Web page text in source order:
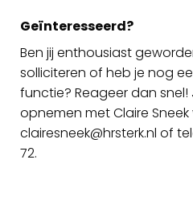
Geïnteresseerd?
Ben jij enthousiast
solliciteren of heb je nog
functie? Reageer dan
opnemen met Claire Sneek
clairesneek@hrsterk.nl of
72.